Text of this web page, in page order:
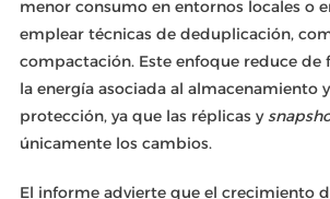
menor consumo en entornos locales o
emplear técnicas de deduplicación,
compactación. Este enfoque reduce de
la energía asociada al almacenamiento
protección, ya que las réplicas y
únicamente los cambios.
El informe advierte que el crecimiento